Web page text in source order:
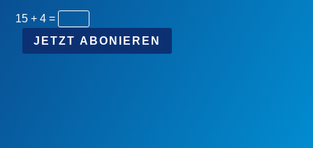
15 + 4 =
JETZT ABONIEREN